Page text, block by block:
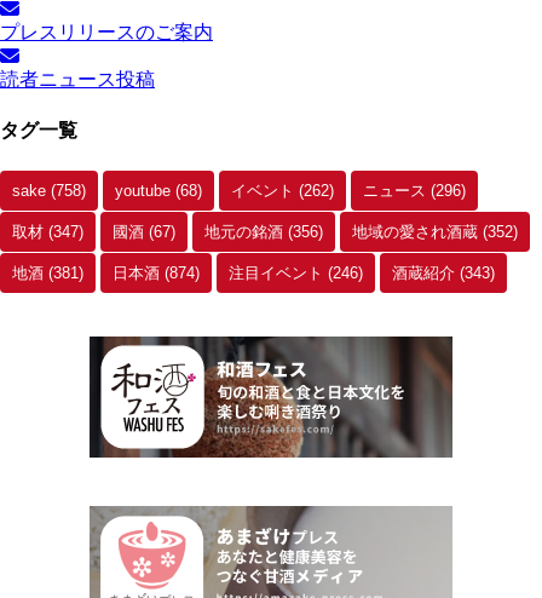
ー
カ
イ
ブ
プレスリリースのご案内
読者ニュース投稿
タグ一覧
sake (758) youtube (68) イベント (262) ニュース (296)
取材 (347) 國酒 (67) 地元の銘酒 (356) 地域の愛され酒蔵 (352)
地酒 (381) 日本酒 (874) 注目イベント (246) 酒蔵紹介 (343)